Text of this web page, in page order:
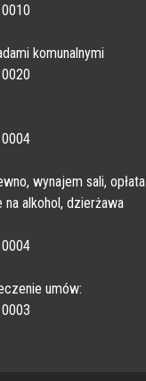
komunalnymi
wynajem sali, opłata
alkohol, dzierżawa
umów: